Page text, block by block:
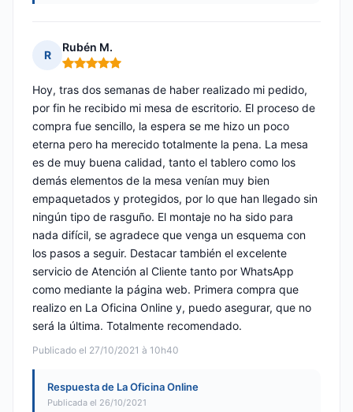
R
Rubén M.
Nota: 5 de 5
Publicado el 27/10/2021 à 10h40
Hoy, tras dos semanas de haber realizado mi pedido,
por fin he recibido mi mesa de escritorio. El proceso de
compra fue sencillo, la espera se me hizo un poco
eterna pero ha merecido totalmente la pena. La mesa
es de muy buena calidad, tanto el tablero como los
demás elementos de la mesa venían muy bien
empaquetados y protegidos, por lo que han llegado sin
ningún tipo de rasguño. El montaje no ha sido para
nada difícil, se agradece que venga un esquema con
los pasos a seguir. Destacar también el excelente
servicio de Atención al Cliente tanto por WhatsApp
como mediante la página web. Primera compra que
realizo en La Oficina Online y, puedo asegurar, que no
será la última. Totalmente recomendado.
Respuesta de La Oficina Online
Publicada el 26/10/2021